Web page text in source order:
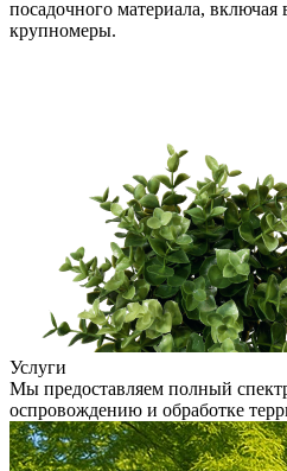
посадочного материала,
крупномеры.
Услуги
Мы предоставляем полный
оспровождению и обработке